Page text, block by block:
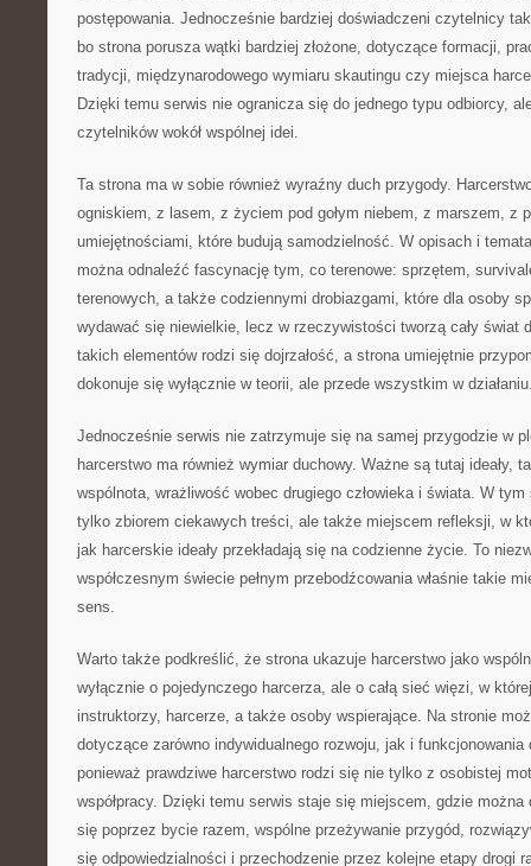
postępowania. Jednocześnie bardziej doświadczeni czytelnicy
bo strona porusza wątki bardziej złożone, dotyczące formacji,
tradycji, międzynarodowego wymiaru skautingu czy miejsca
Dzięki temu serwis nie ogranicza się do jednego typu odbiorcy,
czytelników wokół wspólnej idei.
Ta strona ma w sobie również wyraźny duch przygody.
ogniskiem, z lasem, z życiem pod gołym niebem, z marszem, z
umiejętnościami, które budują samodzielność. W opisach i
można odnaleźć fascynację tym, co terenowe: sprzętem,
terenowych, a także codziennymi drobiazgami, które dla osoby
wydawać się niewielkie, lecz w rzeczywistości tworzą cały świat
takich elementów rodzi się dojrzałość, a strona umiejętnie
dokonuje się wyłącznie w teorii, ale przede wszystkim w
Jednocześnie serwis nie zatrzymuje się na samej przygodzie w
harcerstwo ma również wymiar duchowy. Ważne są tutaj ideały,
wspólnota, wrażliwość wobec drugiego człowieka i świata. W
tylko zbiorem ciekawych treści, ale także miejscem refleksji, w
jak harcerskie ideały przekładają się na codzienne życie. To
współczesnym świecie pełnym przebodźcowania właśnie takie
sens.
Warto także podkreślić, że strona ukazuje harcerstwo jako
wyłącznie o pojedynczego harcerza, ale o całą sieć więzi, w
instruktorzy, harcerze, a także osoby wspierające. Na stronie
dotyczące zarówno indywidualnego rozwoju, jak i
ponieważ prawdziwe harcerstwo rodzi się nie tylko z osobistej
współpracy. Dzięki temu serwis staje się miejscem, gdzie
się poprzez bycie razem, wspólne przeżywanie przygód,
się odpowiedzialności i przechodzenie przez kolejne etapy drogi